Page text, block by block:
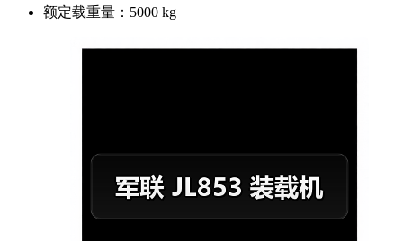
额定载重量： 5000 kg